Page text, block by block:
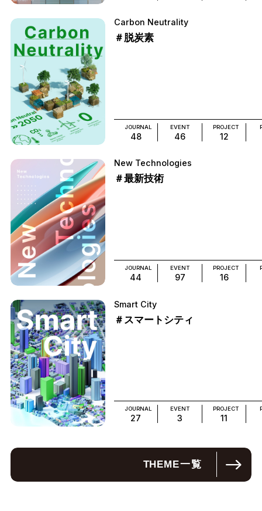
Carbon Neutrality
＃脱炭素
JOURNAL
48
EVENT
46
PROJECT
12
New Technologies
＃最新技術
JOURNAL
44
EVENT
97
PROJECT
16
Smart City
＃スマートシティ
JOURNAL
27
EVENT
3
PROJECT
11
THEME一覧